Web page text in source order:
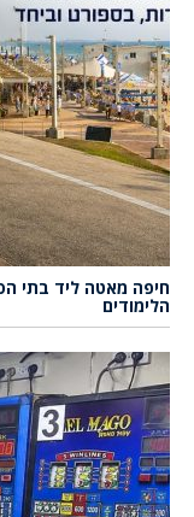
חיפה מאטה ליד בתי
הלימודים